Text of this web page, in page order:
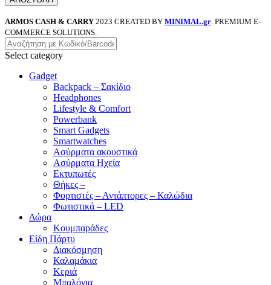
ARMOS CASH & CARRY 2023 CREATED BY MINIMAL.gr . PREMIUM E-
COMMERCE SOLUTIONS.
Select category
Gadget
Backpack – Σακίδιο
Headphones
Lifestyle & Comfort
Powerbank
Smart Gadgets
Smartwatches
Ασύρματα ακουστικά
Ασύρματα Ηχεία
Εκτυπωτές
Θήκες –
Φορτιστές – Αντάπτορες – Καλώδια
Φωτιστικά – LED
Δώρα
Κουμπαράδες
Είδη Πάρτυ
Διακόσμηση
Καλαμάκια
Κεριά
Μπαλόνια